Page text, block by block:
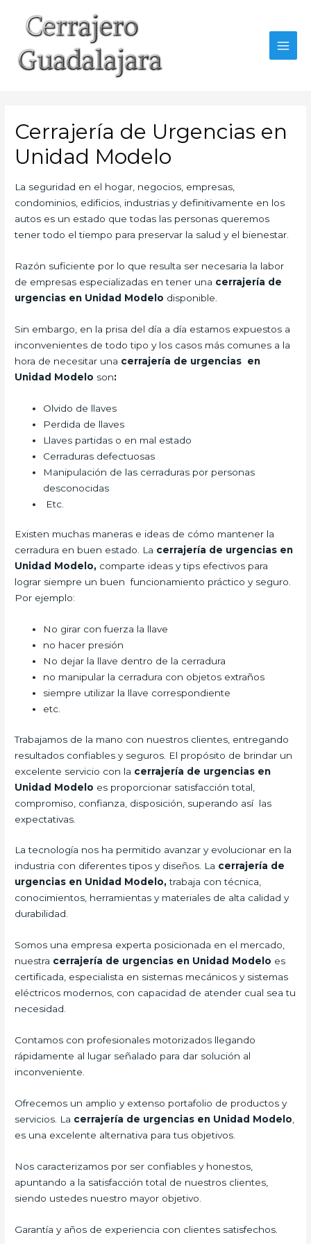
contenido
Cerrajería de Urgencias en
Unidad Modelo
La seguridad en el hogar, negocios, empresas,
condominios, edificios, industrias y definitivamente en los
autos es un estado que todas las personas queremos
tener todo el tiempo para preservar la salud y el bienestar.
Razón suficiente por lo que resulta ser necesaria la labor
de empresas especializadas en tener una cerrajería de
urgencias en Unidad Modelo disponible.
Sin embargo, en la prisa del día a día estamos expuestos a
inconvenientes de todo tipo y los casos más comunes a la
hora de necesitar una cerrajería de urgencias en
Unidad Modelo son:
Olvido de llaves
Perdida de llaves
Llaves partidas o en mal estado
Cerraduras defectuosas
Manipulación de las cerraduras por personas
desconocidas
Etc.
Existen muchas maneras e ideas de cómo mantener la
cerradura en buen estado. La cerrajería de urgencias en
Unidad Modelo, comparte ideas y tips efectivos para
lograr siempre un buen funcionamiento práctico y seguro.
Por ejemplo:
No girar con fuerza la llave
no hacer presión
No dejar la llave dentro de la cerradura
no manipular la cerradura con objetos extraños
siempre utilizar la llave correspondiente
etc.
Trabajamos de la mano con nuestros clientes, entregando
resultados confiables y seguros. El propósito de brindar un
excelente servicio con la cerrajería de urgencias en
Unidad Modelo es proporcionar satisfacción total,
compromiso, confianza, disposición, superando así las
expectativas.
La tecnología nos ha permitido avanzar y evolucionar en la
industria con diferentes tipos y diseños. La cerrajería de
urgencias en Unidad Modelo,trabaja con técnica,
conocimientos, herramientas y materiales de alta calidad y
durabilidad.
Somos una empresa experta posicionada en el mercado,
nuestra cerrajería de urgencias en Unidad Modelo es
certificada, especialista en sistemas mecánicos y sistemas
eléctricos modernos, con capacidad de atender cual sea tu
necesidad.
Contamos con profesionales motorizados llegando
rápidamente al lugar señalado para dar solución al
inconveniente.
Ofrecemos un amplio y extenso portafolio de productos y
servicios. La cerrajería de urgencias en Unidad Modelo
es una excelente alternativa para tus objetivos.
Nos caracterizamos por ser confiables y honestos,
apuntando a la satisfacción total de nuestros clientes,
siendo ustedes nuestro mayor objetivo.
Garantía y años de experiencia con clientes satisfechos.